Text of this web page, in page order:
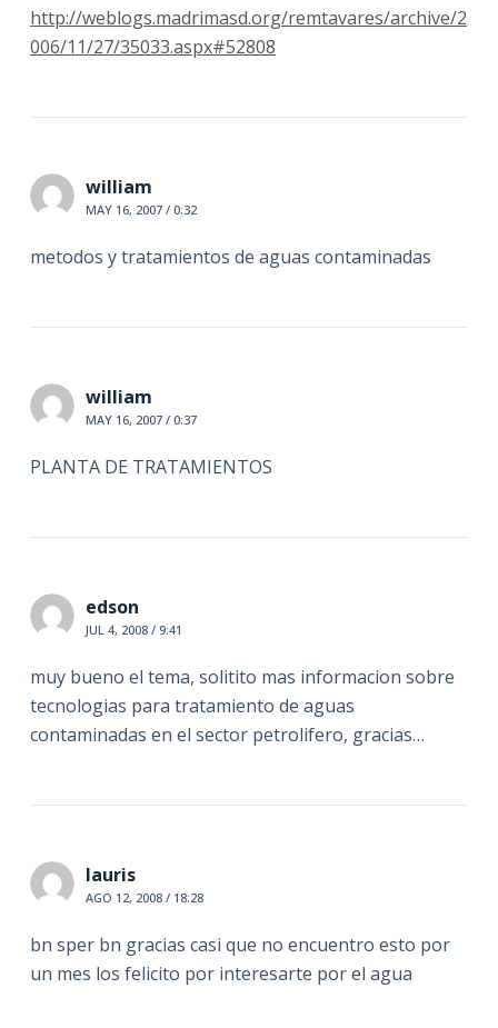
http://weblogs.madrimasd.org/remtavares/archive/2
006/11/27/35033.aspx#52808
william
MAY 16, 2007 / 0:32
metodos y tratamientos de aguas contaminadas
william
MAY 16, 2007 / 0:37
PLANTA DE TRATAMIENTOS
edson
JUL 4, 2008 / 9:41
muy bueno el tema, solitito mas informacion sobre
tecnologias para tratamiento de aguas
contaminadas en el sector petrolifero, gracias…
lauris
AGO 12, 2008 / 18:28
bn sper bn gracias casi que no encuentro esto por
un mes los felicito por interesarte por el agua